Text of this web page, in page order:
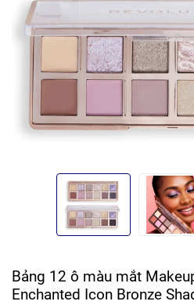
Bảng 12 ô màu mắt
Enchanted Icon Bronze